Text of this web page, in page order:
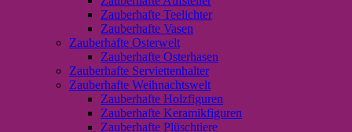
Zauberhafte Teelichter
Zauberhafte Vasen
Zauberhafte Osterwelt
Zauberhafte Osterhasen
Zauberhafte Serviettenhalter
Zauberhafte Weihnachtswelt
Zauberhafte Holzfiguren
Zauberhafte Keramikfiguren
Zauberhafte Plüschtiere